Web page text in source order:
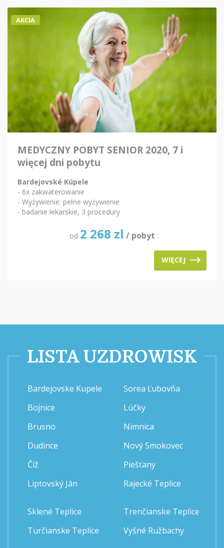
AKCIA
MEDYCZNY POBYT SENIOR 2020, 7 i
więcej dni pobytu
Bardejovské Kúpele
- 6x zakwaterowanie
- Wyżywienie: pełne wyżywienie
- badanie lekarskie, 3 procedury
od 2 268 zl / pobyt
WIĘCEJ
LISTA UZDROWISK
Bardejovske Kupele
Bojnice
Brusno
Dudince
Číž
Liptovský Ján
Sorea Ľubovňa
Lúčky
Nimnica
Nový Smokovec
Piešťany
Rajecké Teplice
Sklené Teplice
Turčianske Teplice
Trenčianske Teplice
Vyšné Ružbachy